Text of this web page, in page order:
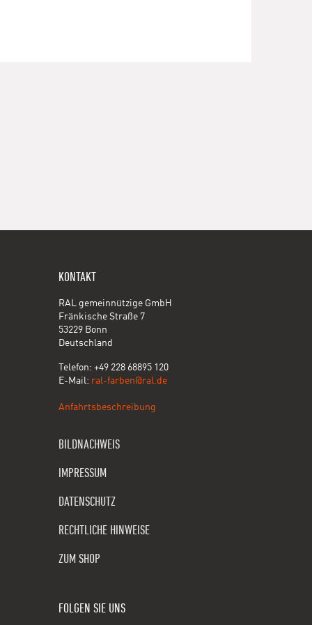
KONTAKT
RAL gemeinnützige GmbH
Fränkische Straße 7
53229 Bonn
Deutschland
Telefon: +49 228 68895 120
E-Mail: ral-farben@ral.de
Anfahrtsbeschreibung
BILDNACHWEIS
IMPRESSUM
DATENSCHUTZ
RECHTLICHE HINWEISE
ZUM SHOP
FOLGEN SIE UNS